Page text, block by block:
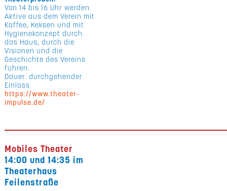
Von 14 bis 16 Uhr werden
Aktive aus dem Verein mit
Kaffee, Keksen und mit
Hygienekonzept durch
das Haus, durch die
Visionen und die
Geschichte des Vereins
führen.
Dauer: durchgehender
Einlass
https://www.theater-
impulse.de/
Mobiles Theater
14:00 und 14:35 im
Theaterhaus
Feilenstraße